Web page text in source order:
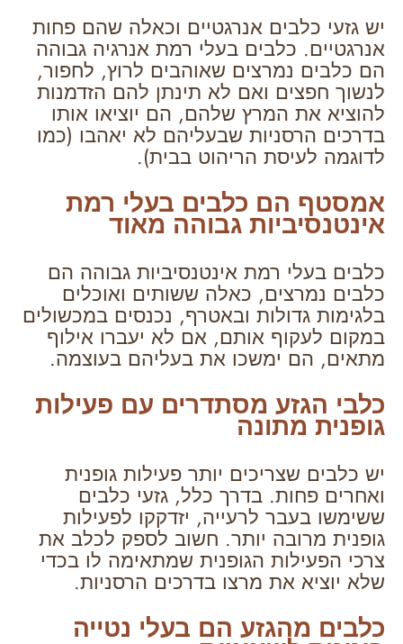
יש גזעי כלבים אנרגטיים וכאלה שהם פחות
אנרגטיים. כלבים בעלי רמת אנרגיה גבוהה
הם כלבים נמרצים שאוהבים לרוץ, לחפור,
לנשוך חפצים ואם לא תינתן להם הזדמנות
להוציא את המרץ שלהם, הם יוציאו אותו
בדרכים הרסניות שבעליהם לא יאהבו (כמו
לדוגמה לעיסת הריהוט בבית).
אמסטף הם כלבים בעלי רמת
אינטנסיביות גבוהה מאוד
כלבים בעלי רמת אינטנסיביות גבוהה הם
כלבים נמרצים, כאלה ששותים ואוכלים
בלגימות גדולות ובאטרף, נכנסים במכשולים
במקום לעקוף אותם, אם לא יעברו אילוף
מתאים, הם ימשכו את בעליהם בעוצמה.
כלבי הגזע מסתדרים עם פעילות
גופנית מתונה
יש כלבים שצריכים יותר פעילות גופנית
ואחרים פחות. בדרך כלל, גזעי כלבים
ששימשו בעבר לרעייה, יזדקקו לפעילות
גופנית מרובה יותר. חשוב לספק לכלב את
צרכי הפעילות הגופנית שמתאימה לו בכדי
שלא יוציא את מרצו בדרכים הרסניות.
כלבים מהגזע הם בעלי נטייה